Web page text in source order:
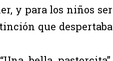
y para los niños ser
que despertaba